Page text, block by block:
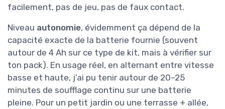
facilement, pas de jeu, pas de faux contact.
Niveau autonomie, évidemment ça dépend de la
capacité exacte de la batterie fournie (souvent
autour de 4 Ah sur ce type de kit, mais à vérifier sur
ton pack). En usage réel, en alternant entre vitesse
basse et haute, j’ai pu tenir autour de 20–25
minutes de soufflage continu sur une batterie
pleine. Pour un petit jardin ou une terrasse + allée,